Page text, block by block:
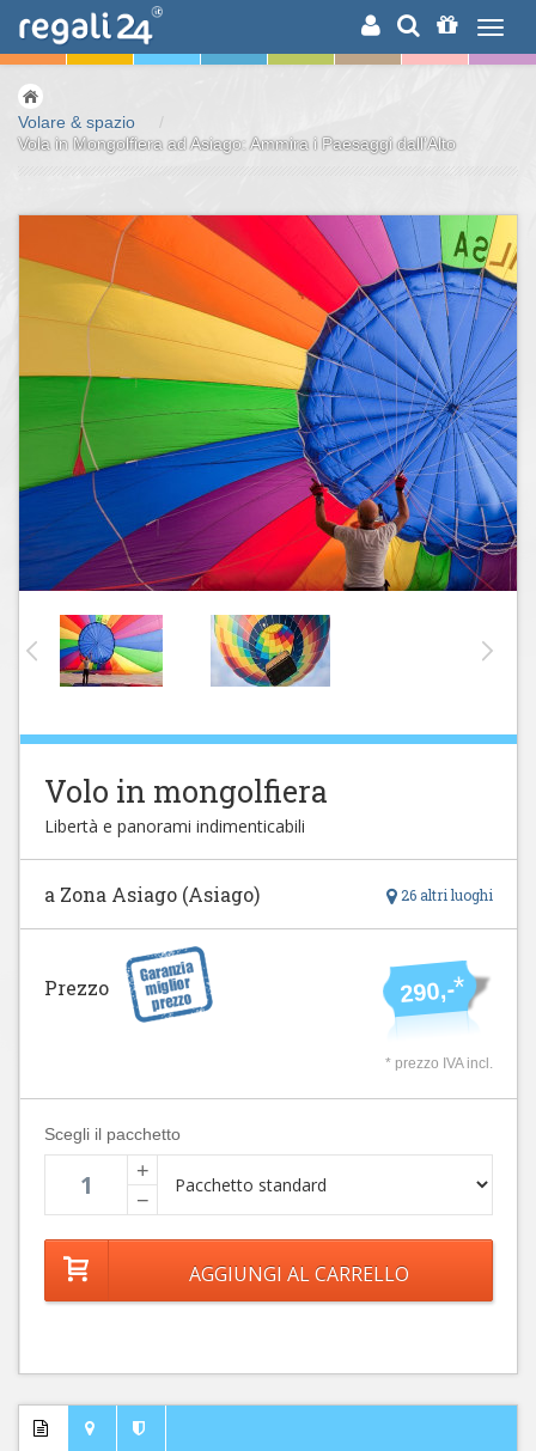
RICERCA
Volare & spazio
/
Vola in Mongolfiera ad Asiago: Ammira i Paesaggi dall'Alto
Volo in mongolfiera
Libertà e panorami indimenticabili
26 altri luoghi
a Zona Asiago (Asiago)
290,-*
Prezzo
* prezzo IVA incl.
Scegli il pacchetto
+
−